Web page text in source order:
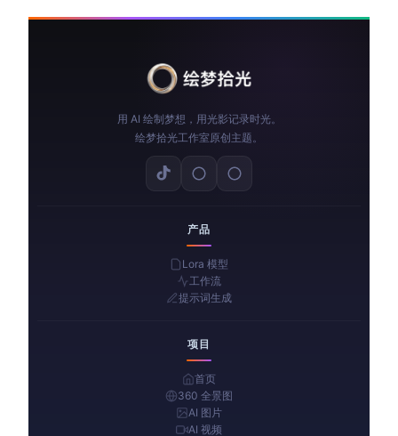
用 AI 绘制梦想，用光影记录时光。
绘梦拾光工作室原创主题。
产品
Lora 模型
工作流
提示词生成
项目
首页
360 全景图
AI 图片
AI 视频